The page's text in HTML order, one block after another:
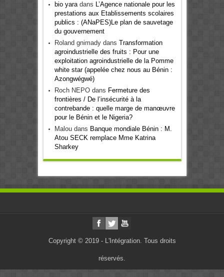
bio yaradans L’Agence nationale pour les
prestations aux Etablissements scolaires
publics : (ANaPES)Le plan de sauvetage
du gouvernement
Roland gnimadydans Transformation
agroindustrielle des fruits : Pour une
exploitation agroindustrielle de la Pomme
white star (appelée chez nous au Bénin :
Azongwégwé)
Roch NEPOdans Fermeture des
frontières / De l’insécurité à la
contrebande : quelle marge de manœuvre
pour le Bénin et le Nigeria?
Maloudans Banque mondiale Bénin : M.
Atou SECK remplace Mme Katrina
Sharkey
Copyright © 2019 - L'Intégration. Tous droits
réservés.